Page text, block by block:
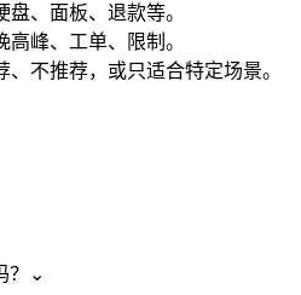
盘、面板、退款等。
高峰、工单、限制。
、不推荐，或只适合特定场景。
⌄